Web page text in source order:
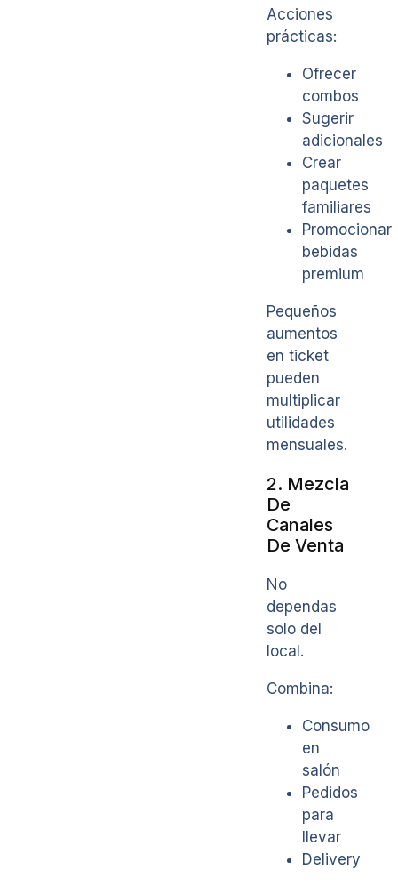
Acciones
prácticas:
Ofrecer
combos
Sugerir
adicionales
Crear
paquetes
familiares
Promocionar
bebidas
premium
Pequeños
aumentos
en ticket
pueden
multiplicar
utilidades
mensuales.
2. Mezcla
De
Canales
De Venta
No
dependas
solo del
local.
Combina:
Consumo
en
salón
Pedidos
para
llevar
Delivery